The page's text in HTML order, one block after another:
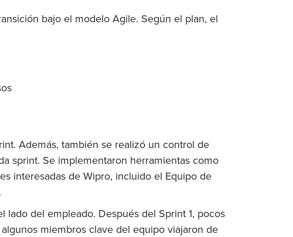
bajo el modelo Agile. Según el plan, el
Además, también se realizó un control de
sprint. Se implementaron herramientas como
interesadas de Wipro, incluido el Equipo de
del empleado. Después del Sprint 1, pocos
miembros clave del equipo viajaron de